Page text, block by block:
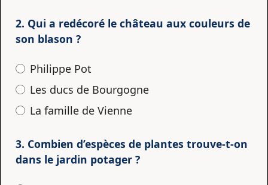
2. Qui a redécoré le château aux couleurs de
son blason ?
Philippe Pot
Les ducs de Bourgogne
La famille de Vienne
3. Combien d’espèces de plantes trouve-t-on
dans le jardin potager ?